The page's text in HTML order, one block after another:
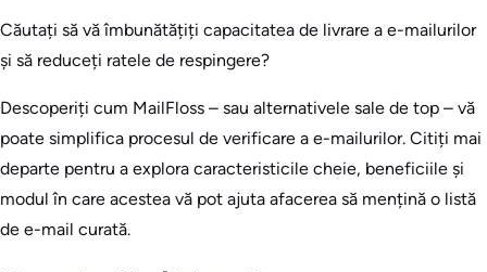
Căutați să vă îmbunătățiți capacitatea de livrare a e-mailurilor
și să reduceți ratele de respingere?
Descoperiți cum MailFloss – sau alternativele sale de top – vă
poate simplifica procesul de verificare a e-mailurilor. Citiți mai
departe pentru a explora caracteristicile cheie, beneficiile și
modul în care acestea vă pot ajuta afacerea să mențină o listă
de e-mail curată.